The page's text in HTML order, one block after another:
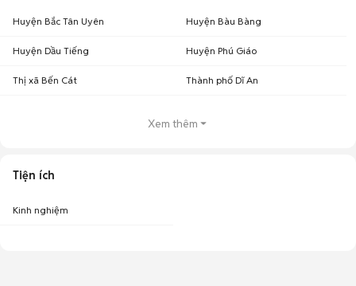
Huyện Bắc Tân Uyên Huyện Bàu Bàng
Huyện Dầu Tiếng Huyện Phú Giáo
Thị xã Bến Cát Thành phố Dĩ An
Xem thêm
Tiện ích
Kinh nghiệm